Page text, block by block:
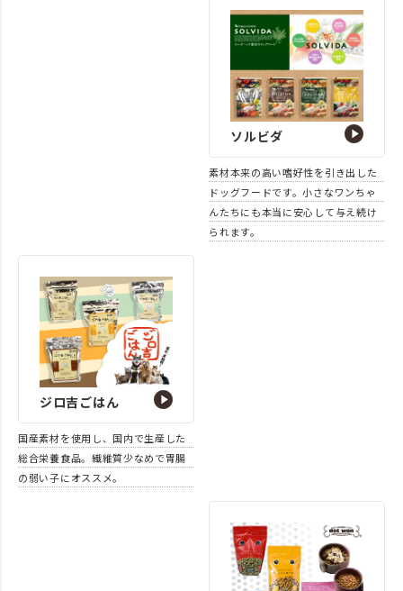
ソルビダ
素材本来の高い嗜好性を引き出した
ドッグフードです。小さなワンちゃ
んたちにも本当に安心して与え続け
られます。
ジロ吉ごはん
国産素材を使用し、国内で生産した
総合栄養食品。繊維質少なめで胃腸
の弱い子にオススメ。